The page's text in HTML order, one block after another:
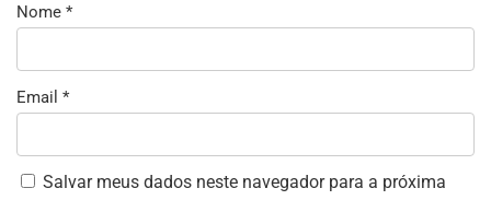
Nome *
Email *
Salvar meus dados neste navegador para a próxima